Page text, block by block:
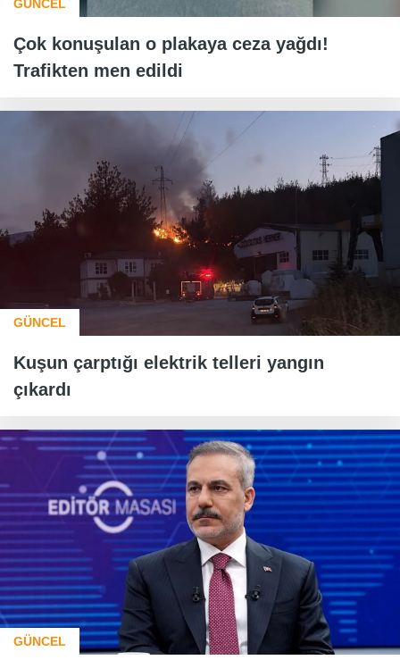
GÜNCEL
Çok konuşulan o plakaya ceza yağdı!
Trafikten men edildi
GÜNCEL
Kuşun çarptığı elektrik telleri yangın
çıkardı
GÜNCEL